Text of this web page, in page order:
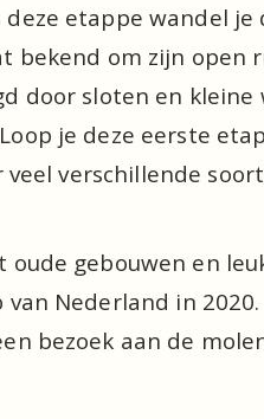
etappe wandel je
bekend om zijn open
door sloten en
je deze eerste
verschillende
gebouwen en
Nederland in
bezoek aan de